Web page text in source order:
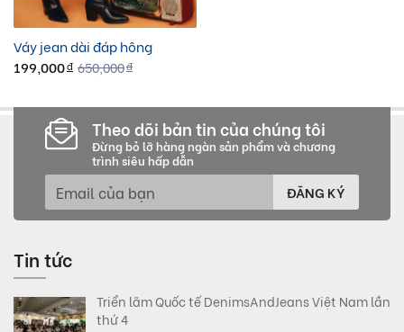
Váy jean dài đáp hông
199,000đ 650,000đ
Theo dõi bản tin của chúng tôi
Đừng bỏ lỡ hàng ngàn sản phẩm và chương
trình siêu hấp dẫn
ĐĂNG KÝ
Tin tức
Triển lãm Quốc tế DenimsAndJeans Việt Nam lần
thứ 4